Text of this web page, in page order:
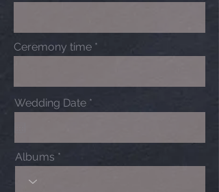
Ceremony time
Wedding Date *
e
i
e
Albums